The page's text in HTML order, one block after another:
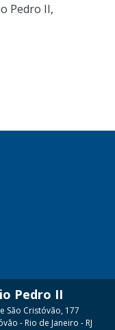
Pedro II,
Pedro II
São Cristóvão, 177
- Rio de Janeiro - RJ